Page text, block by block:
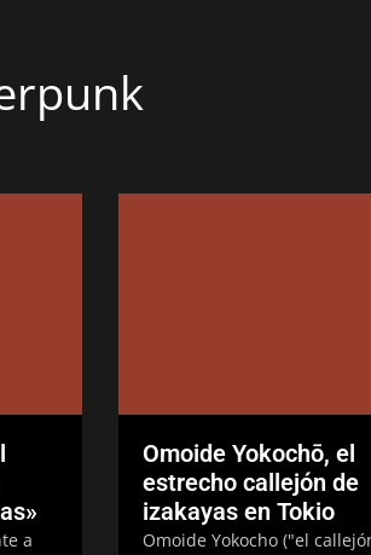
a
Omoide Yokochō, el
estrecho callejón de
izakayas en Tokio
Omoide Yokocho ("el